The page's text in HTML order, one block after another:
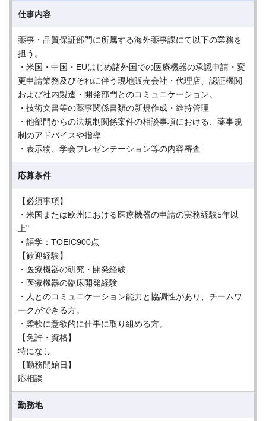
仕事内容
薬事・品質保証部門に所属する海外薬事課にて以下の業務を
担う。
・米国・中国・EUはじめ諸外国での医療機器の承認申請・変
更申請業務及びそれに伴う現地販売会社・代理店、認証機関
および社内製造・開発部門とのコミュニケーション。
・技術文書等の薬事関係書類の新規作成・維持管理
・他部門からの法規制関係案件の相談事項における、薬事規
制のアドバイスや指導
・表示物、学会プレゼンテーション等の内容審査
応募条件
【必須事項】
・米国または欧州における医療機器の申請の実務経験5年以
上"
・語学：TOEIC900点
【歓迎経験】
・医療機器の研究・開発経験
・医療機器の臨床開発経験
・人とのコミュニケーション能力と協調性があり、チームワ
ークができる方。
・柔軟に意欲的に仕事に取り組める方。
【免許・資格】
特になし
【勤務開始日】
応相談
勤務地